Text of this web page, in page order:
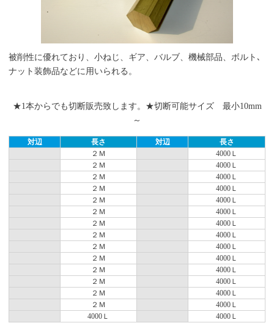
被削性に優れており、小ねじ、ギア、バルブ、機械部品、ボルト､
ナット装飾品などに用いられる。
★1本からでも切断販売致します。 ★切断可能サイズ 最小10mm
～
対辺 長さ 対辺
長さ
２Ｍ
4000Ｌ
２Ｍ
4000Ｌ
２Ｍ
4000Ｌ
２Ｍ
4000Ｌ
２Ｍ
4000Ｌ
２Ｍ
4000Ｌ
２Ｍ
4000Ｌ
２Ｍ
4000Ｌ
２Ｍ
4000Ｌ
２Ｍ
4000Ｌ
２Ｍ
4000Ｌ
２Ｍ
4000Ｌ
２Ｍ
4000Ｌ
２Ｍ
4000Ｌ
4000Ｌ
4000Ｌ